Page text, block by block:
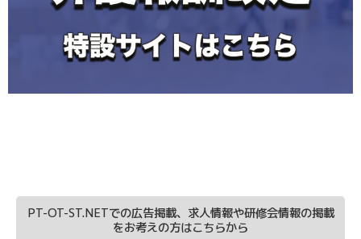
PT-OT-ST.NETでの広告掲載、求人情報や研修会情報の掲載
をお考えの方はこちらから